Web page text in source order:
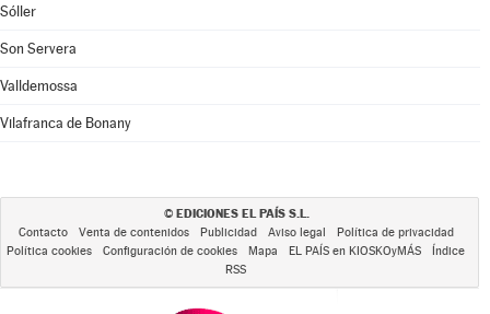
Sóller
Son Servera
Valldemossa
Vilafranca de Bonany
© EDICIONES EL PAÍS S.L.
Contacto Venta de contenidos Publicidad Aviso legal
Política de privacidad
Política cookies
Configuración de cookies Mapa EL PAÍS en KIOSKOyMÁS
Índice
RSS